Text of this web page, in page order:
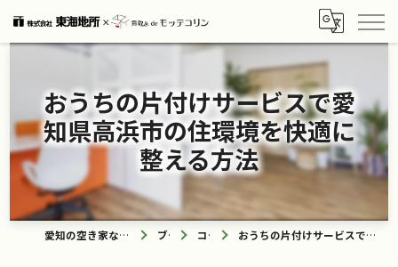
おうちの片付けサービスで愛
知県高浜市の住環境を快適に
整える方法
愛知の空き家なら買取ル de モッテコリン ブログ コラム おうちの片付けサービスで愛知県高浜市の住環境を快適に整える方法